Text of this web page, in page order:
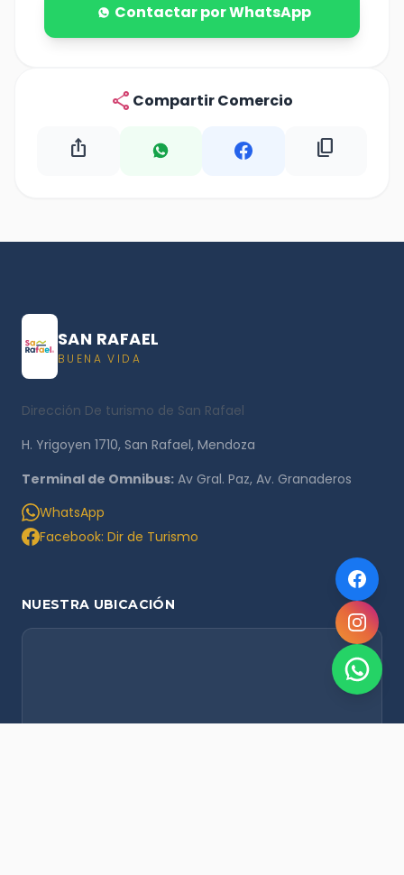
Contactar por WhatsApp
share Compartir Comercio
ios_share content_copy
SAN RAFAEL
BUENA VIDA
Dirección De turismo de San Rafael
H. Yrigoyen 1710, San Rafael, Mendoza
Terminal de Omnibus: Av Gral. Paz, Av. Granaderos
WhatsApp
Facebook: Dir de Turismo
NUESTRA UBICACIÓN